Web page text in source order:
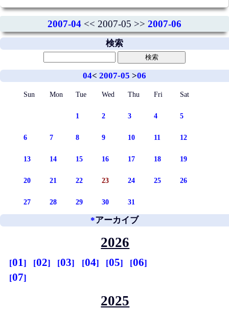
2007-04 << 2007-05 >> 2007-06
検索
04< 2007-05 >06
Sun Mon Tue Wed Thu Fri Sat
1 2 3 4 5
6 7 8 9 10 11 12
13 14 15 16 17 18 19
20 21 22 23 24 25 26
27 28 29 30 31
*アーカイブ
2026
01 02 03 04 05
06
07
2025